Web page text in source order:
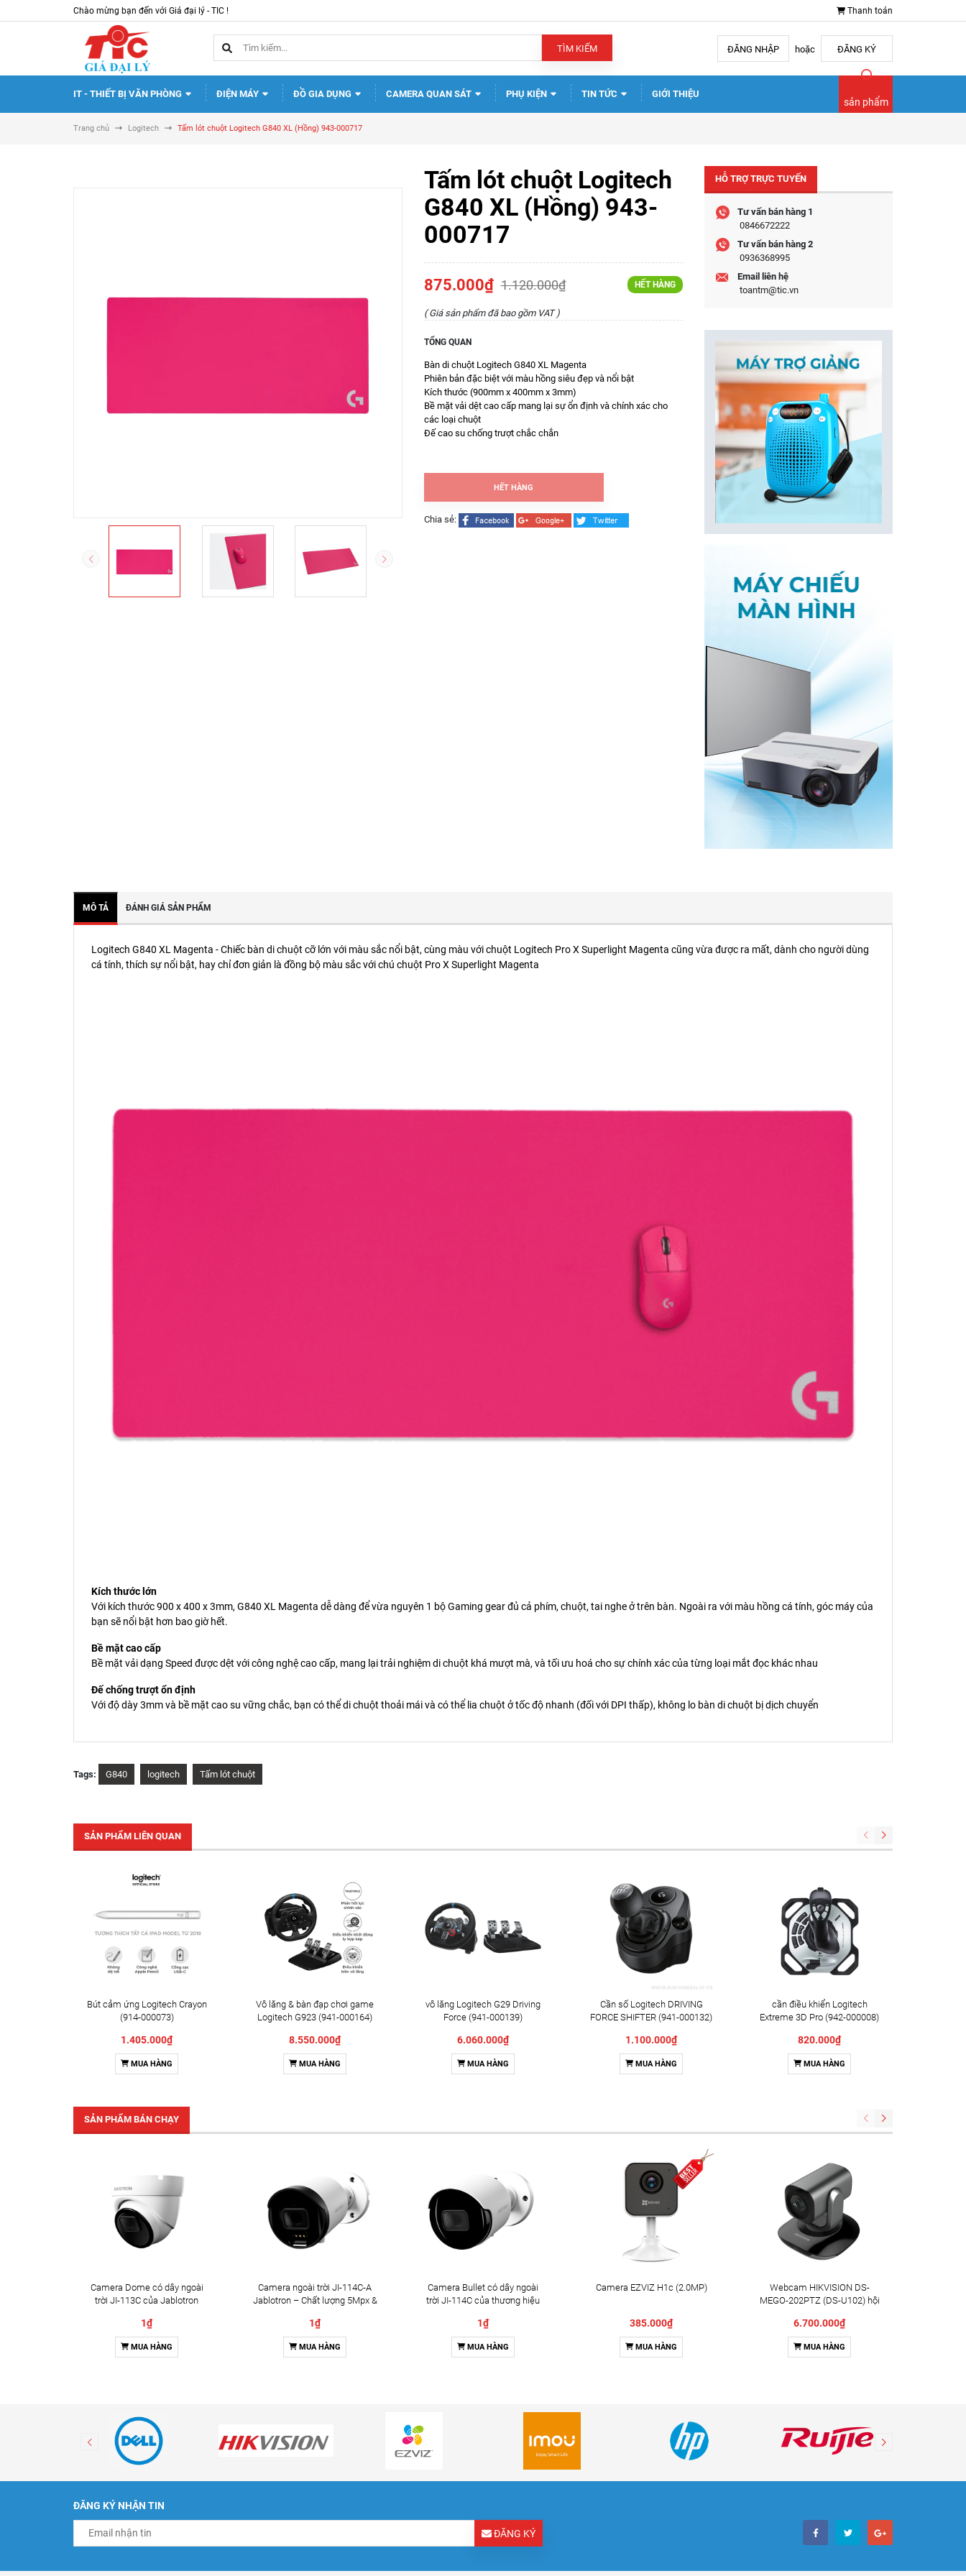
Chào mừng bạn đến với Giá đại lý - TIC ! Thanh toán
TÌM KIẾM ĐĂNG NHẬP hoặc ĐĂNG KÝ
IT - THIẾT BỊ VĂN PHÒNG ĐIỆN MÁY ĐỒ GIA DỤNG CAMERA QUAN SÁT PHỤ KIỆN TIN TỨC GIỚI THIỆU
sản phẩm
Trang chủ Logitech Tấm lót chuột Logitech G840 XL (Hồng) 943-000717
Tấm lót chuột Logitech
G840 XL (Hồng) 943-
000717
875.000₫ 1.120.000₫ HẾT HÀNG
( Giá sản phẩm đã bao gồm VAT )
TỔNG QUAN
Bàn di chuột Logitech G840 XL Magenta
Phiên bản đặc biệt với màu hồng siêu đẹp và nổi bật
Kích thước (900mm x 400mm x 3mm)
Bề mặt vải dệt cao cấp mang lại sự ổn định và chính xác cho
các loại chuột
Đế cao su chống trượt chắc chắn
HẾT HÀNG
Chia sẻ:
HỖ TRỢ TRỰC TUYẾN
Tư vấn bán hàng 1
0846672222
Tư vấn bán hàng 2
0936368995
Email liên hệ
toantm@tic.vn
MÔ TẢ ĐÁNH GIÁ SẢN PHẨM
Logitech G840 XL Magenta - Chiếc bàn di chuột cỡ lớn với màu sắc nổi bật, cùng màu với chuột Logitech Pro X Superlight Magenta cũng vừa được ra mất, dành cho người dùng
cá tính, thích sự nổi bật, hay chỉ đơn giản là đồng bộ màu sắc với chú chuột Pro X Superlight Magenta
Kích thước lớn
Với kích thước 900 x 400 x 3mm, G840 XL Magenta dễ dàng để vừa nguyên 1 bộ Gaming gear đủ cả phím, chuột, tai nghe ở trên bàn. Ngoài ra với màu hồng cá tính, góc máy của
bạn sẽ nổi bật hơn bao giờ hết.
Bề mặt cao cấp
Bề mặt vải dạng Speed được dệt với công nghệ cao cấp, mang lại trải nghiệm di chuột khá mượt mà, và tối ưu hoá cho sự chính xác của từng loại mắt đọc khác nhau
Đế chống trượt ổn định
Với độ dày 3mm và bề mặt cao su vững chắc, bạn có thể di chuột thoải mái và có thể lia chuột ở tốc độ nhanh (đối với DPI thấp), không lo bàn di chuột bị dịch chuyển
Tags: G840 logitech Tấm lót chuột
SẢN PHẨM LIÊN QUAN
Bút cảm ứng Logitech Crayon
(914-000073)
1.405.000₫
MUA HÀNG
Vô lăng & bàn đạp chơi game
Logitech G923 (941-000164)
8.550.000₫
MUA HÀNG
vô lăng Logitech G29 Driving
Force (941-000139)
6.060.000₫
MUA HÀNG
Cần số Logitech DRIVING
FORCE SHIFTER (941-000132)
1.100.000₫
MUA HÀNG
cần điều khiển Logitech
Extreme 3D Pro (942-000008)
820.000₫
MUA HÀNG
SẢN PHẨM BÁN CHẠY
Camera Dome có dây ngoài
trời JI-113C của Jablotron
1₫
MUA HÀNG
Camera ngoài trời JI-114C-A
Jablotron – Chất lượng 5Mpx &
1₫
MUA HÀNG
Camera Bullet có dây ngoài
trời JI-114C của thương hiệu
1₫
MUA HÀNG
Camera EZVIZ H1c (2.0MP)
385.000₫
MUA HÀNG
Webcam HIKVISION DS-
MEGO-202PTZ (DS-U102) hội
6.700.000₫
MUA HÀNG
ĐĂNG KÝ NHẬN TIN
ĐĂNG KÝ